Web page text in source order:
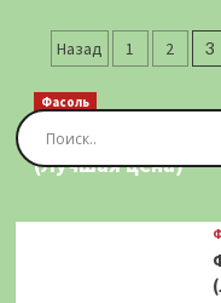
Иван
Царевич
(0,1
(Лучшая
Пагинация
записей
Назад 1 2 3
Фасоль
Фасоль Золотая
(Лучшая цена)